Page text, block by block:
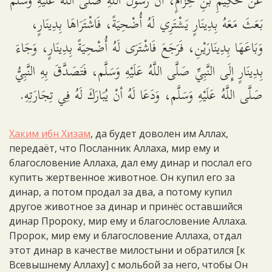
بَعَثَ مَعَهُ بِدِينَارٍ يَشْتَرِي لَهُ أُضْحِيَةً، فَاشْتَرَاهَا بِدِينَارٍ،
وَبَاعَهَا بِدِينَارَيْنِ، فَرَجَعَ فَاشْتَرَى لَهُ أُضْحِيَةً بِدِينَارٍ، وَجَاءَ
بِدِينَارٍ إِلَى النَّبِيِّ صَلَّى اللَّهُ عَلَيْهِ وَسَلَّم، فَتَصَدَّقَ بِهِ النَّبِيُّ
صَلَّى اللَّهُ عَلَيْهِ وَسَلَّم، وَدَعَا لَهُ أنْ يُبَارَكَ لَهُ فِي تِجَارَتِهِ.
Хаким ибн Хизам, да будет доволен им Аллах,
передаёт, что Посланник Аллаха, мир ему и
благословение Аллаха, дал ему динар и послал его
купить жертвенное животное. Он купил его за
динар, а потом продал за два, а потому купил
другое животное за динар и принёс оставшийся
динар Пророку, мир ему и благословение Аллаха.
Пророк, мир ему и благословение Аллаха, отдал
этот динар в качестве милостыни и обратился [к
Всевышнему Аллаху] с мольбой за него, чтобы Он